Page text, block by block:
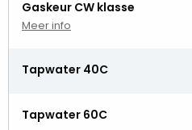
Gaskeur CW klasse
Meer info
Tapwater 40C
Tapwater 60C